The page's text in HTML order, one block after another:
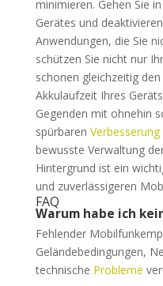
minimieren. Gehen Sie
Gerätes und
Anwendungen, die Sie
schützen Sie nicht nur
schonen gleichzeitig
Akkulaufzeit Ihres
Gegenden mit ohnehin
spürbaren
bewusste Verwaltung
Hintergrund ist ein
und zuverlässigeren
FAQ
Warum habe ich
Fehlender
Geländebedingungen,
technische Probleme